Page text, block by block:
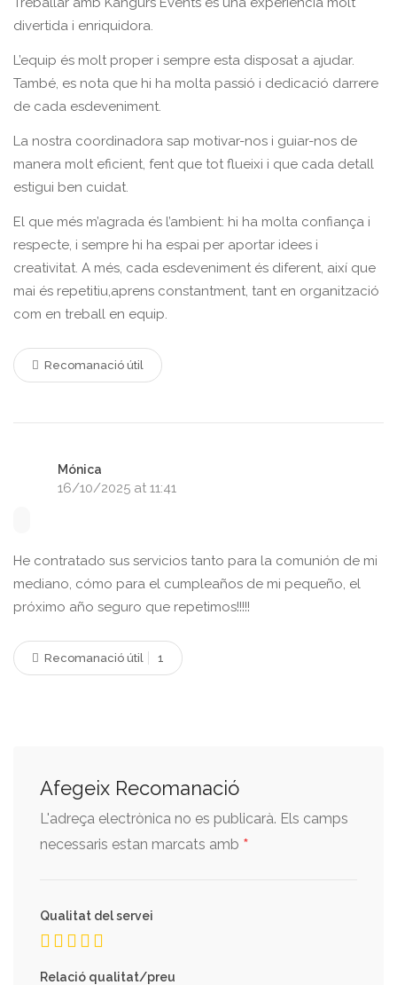
divertida i enriquidora.
L’equip és molt proper i sempre esta disposat a ajudar.
També, es nota que hi ha molta passió i dedicació darrere
de cada esdeveniment.
La nostra coordinadora sap motivar-nos i guiar-nos de
manera molt eficient, fent que tot flueixi i que cada detall
estigui ben cuidat.
El que més m’agrada és l’ambient: hi ha molta confiança i
respecte, i sempre hi ha espai per aportar idees i
creativitat. A més, cada esdeveniment és diferent, així que
mai és repetitiu,aprens constantment, tant en organització
com en treball en equip.
Recomanació útil
Mónica
16/10/2025 at 11:41
He contratado sus servicios tanto para la comunión de mi
mediano, cómo para el cumpleaños de mi pequeño, el
próximo año seguro que repetimos!!!!!
Recomanació útil 1
Afegeix Recomanació
L'adreça electrònica no es publicarà. Els camps
necessaris estan marcats amb *
Qualitat del servei
Relació qualitat/preu